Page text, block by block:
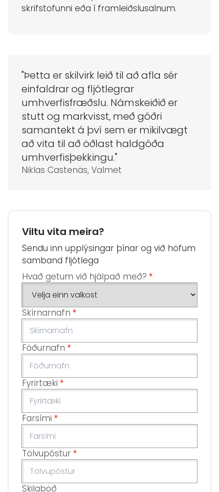
skrifstofunni eða í framleiðslusalnum.
"Þetta er skilvirk leið til að afla sér
einfaldrar og fljótlegrar
umhverfisfræðslu. Námskeiðið er
stutt og markvisst, með góðri
samantekt á því sem er mikilvægt
að vita til að öðlast haldgóða
umhverfisþekkingu."
Niklas Castenäs, Valmet
Viltu vita meira?
Sendu inn upplýsingar þínar og við höfum
samband fljótlega
Hvað getum við hjálpað með? *
Skírnarnafn *
Föðurnafn *
Fyrirtæki *
Farsími *
Tölvupóstur *
Skilaboð